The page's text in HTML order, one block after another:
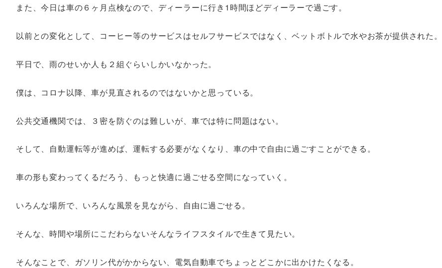
また、今日は車の６ヶ月点検なので、ディーラーに行き1時間ほどディーラーで過ごす。
以前との変化として、コーヒー等のサービスはセルフサービスではなく、ベットボトルで水やお茶が提供された。
平日で、雨のせいか人も２組ぐらいしかいなかった。
僕は、コロナ以降、車が見直されるのではないかと思っている。
公共交通機関では、３密を防ぐのは難しいが、車では特に問題はない。
そして、自動運転等が進めば、運転する必要がなくなり、車の中で自由に過ごすことができる。
車の形も変わってくるだろう、もっと快適に過ごせる空間になっていく。
いろんな場所で、いろんな風景を見ながら、自由に過ごせる。
そんな、時間や場所にこだわらないそんなライフスタイルで生きて見たい。
そんなことで、ガソリン代がかからない、電気自動車でちょっとどこかに出かけたくなる。